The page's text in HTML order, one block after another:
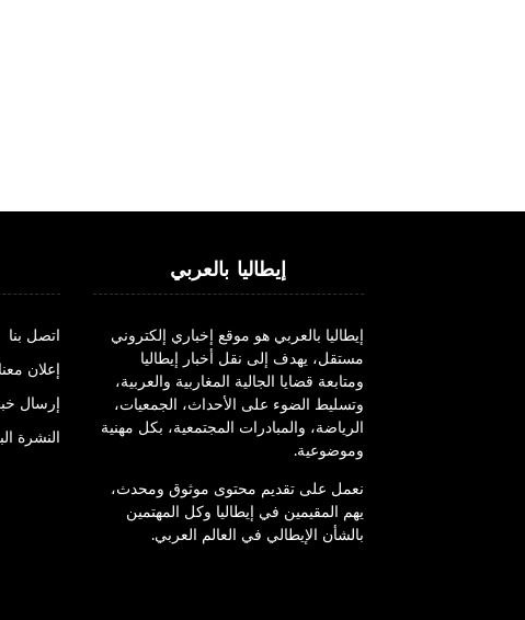
اتصل بنا
إعلان معنا
إرسال
النشرة
إيطاليا بالعربي
إيطاليا بالعربي هو موقع إخباري إلكتروني
مستقل، يهدف إلى نقل أخبار إيطاليا
ومتابعة قضايا الجالية المغاربية والعربية،
وتسليط الضوء على الأحداث، الجمعيات،
الرياضة، والمبادرات المجتمعية، بكل مهنية
وموضوعية.
نعمل على تقديم محتوى موثوق ومحدث،
يهم المقيمين في إيطاليا وكل المهتمين
بالشأن الإيطالي في العالم العربي.